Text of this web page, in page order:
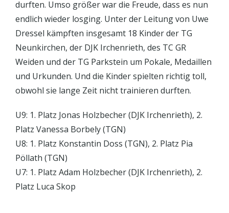
durften. Umso größer war die Freude, dass es nun
endlich wieder losging. Unter der Leitung von Uwe
Dressel kämpften insgesamt 18 Kinder der TG
Neunkirchen, der DJK Irchenrieth, des TC GR
Weiden und der TG Parkstein um Pokale, Medaillen
und Urkunden. Und die Kinder spielten richtig toll,
obwohl sie lange Zeit nicht trainieren durften.
U9: 1. Platz Jonas Holzbecher (DJK Irchenrieth), 2.
Platz Vanessa Borbely (TGN)
U8: 1. Platz Konstantin Doss (TGN), 2. Platz Pia
Pöllath (TGN)
U7: 1. Platz Adam Holzbecher (DJK Irchenrieth), 2.
Platz Luca Skop